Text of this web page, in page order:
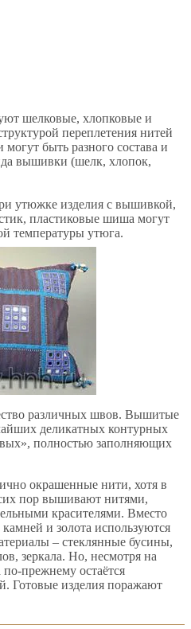
шелковые, хлопковые и
переплетения нитей
быть разного состава и
вышивки (шелк, хлопок,
утюжке изделия с вышивкой,
пластиковые шиша могут
температуры утюга.
различных швов. Вышитые
деликатных контурных
полностью заполняющих
окрашенные нити, хотя в
пор вышивают нитями,
красителями. Вместо
и золота используются
– стеклянные бусины,
зеркала. Но, несмотря на
прежнему остаётся
Готовые изделия поражают